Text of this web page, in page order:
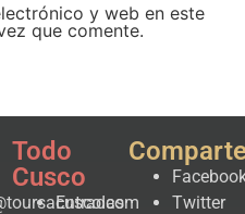
y web en este
que comente.
Todo
Cusco
Entradas
Twitter